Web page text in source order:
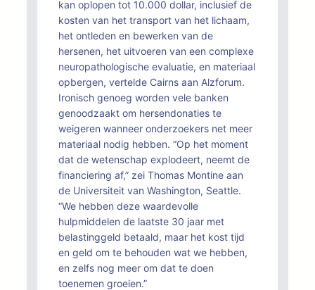
kan oplopen tot 10.000 dollar, inclusief de
kosten van het transport van het lichaam,
het ontleden en bewerken van de
hersenen, het uitvoeren van een complexe
neuropathologische evaluatie, en materiaal
opbergen, vertelde Cairns aan Alzforum.
Ironisch genoeg worden vele banken
genoodzaakt om hersendonaties te
weigeren wanneer onderzoekers net meer
materiaal nodig hebben. “Op het moment
dat de wetenschap explodeert, neemt de
financiering af,” zei Thomas Montine aan
de Universiteit van Washington, Seattle.
“We hebben deze waardevolle
hulpmiddelen de laatste 30 jaar met
belastinggeld betaald, maar het kost tijd
en geld om te behouden wat we hebben,
en zelfs nog meer om dat te doen
toenemen groeien.”